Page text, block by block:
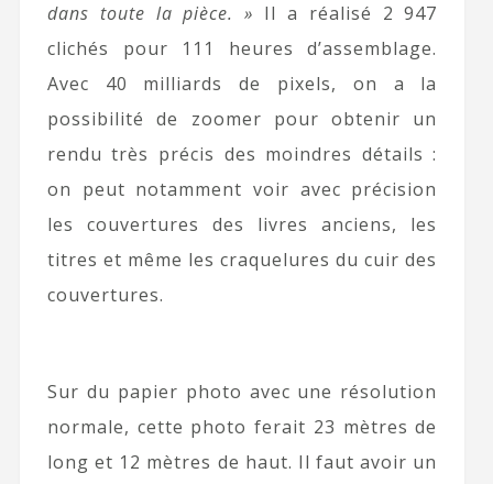
dans toute la pièce. » Il a réalisé 2 947
clichés pour 111 heures d’assemblage.
Avec 40 milliards de pixels, on a la
possibilité de zoomer pour obtenir un
rendu très précis des moindres détails :
on peut notamment voir avec précision
les couvertures des livres anciens, les
titres et même les craquelures du cuir des
couvertures.
Sur du papier photo avec une résolution
normale, cette photo ferait 23 mètres de
long et 12 mètres de haut. Il faut avoir un